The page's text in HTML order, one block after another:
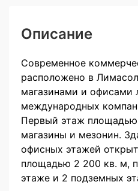
Описание
Современное
расположено в
магазинами и офисами
международных
Первый этаж
магазины и мезонин.
офисных этажей
площадью 2 200 кв. м,
этаже и 2 подземных